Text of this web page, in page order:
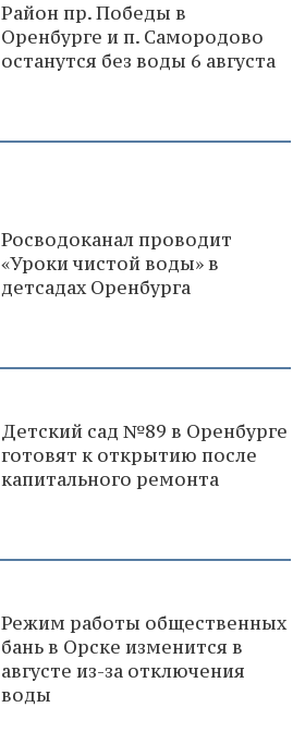
Район пр. Победы в
Оренбурге и п. Самородово
останутся без воды 6 августа
Росводоканал проводит
«Уроки чистой воды» в
детсадах Оренбурга
Детский сад №89 в Оренбурге
готовят к открытию после
капитального ремонта
Режим работы общественных
бань в Орске изменится в
августе из-за отключения
воды